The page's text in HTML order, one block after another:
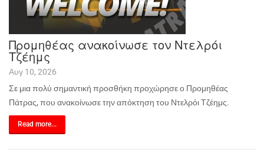
Προμηθέας ανακοίνωσε τον Ντελρόι
Τζέημς
Αυγ 10, 2026
Σε μια πολύ σημαντική προσθήκη προχώρησε ο Προμηθέας
Πάτρας, που ανακοίνωσε την απόκτηση του Ντελρόι Τζέημς.
Read more...